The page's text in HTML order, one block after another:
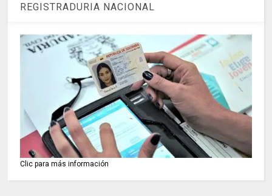
REGISTRADURIA NACIONAL
Clic para más información